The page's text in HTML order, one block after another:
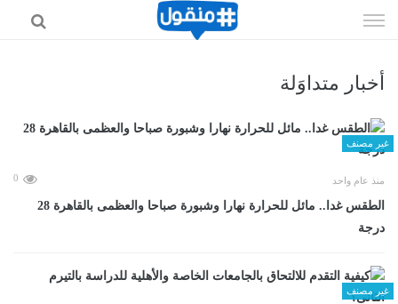
الى
أخبار متداوَلة
غير مصنف
منذ عام واحد 0
الطقس غدا.. مائل للحرارة نهارا وشبورة صباحا والعظمى بالقاهرة 28
درجة
غير مصنف